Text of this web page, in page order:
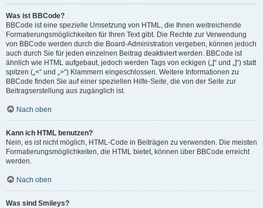
Was ist BBCode?
BBCode ist eine spezielle Umsetzung von HTML, die Ihnen weitreichende
Formatierungsmöglichkeiten für Ihren Text gibt. Die Rechte zur Verwendung
von BBCode werden durch die Board-Administration vergeben, können jedoch
auch durch Sie für jeden einzelnen Beitrag deaktiviert werden. BBCode ist
ähnlich wie HTML aufgebaut, jedoch werden Tags von eckigen („[“ und „]“) statt
spitzen („<“ und „>“) Klammern eingeschlossen. Weitere Informationen zu
BBCode finden Sie auf einer speziellen Hilfe-Seite, die von der Seite zur
Beitragserstellung aus zugänglich ist.
Nach oben
Kann ich HTML benutzen?
Nein, es ist nicht möglich, HTML-Code in Beiträgen zu verwenden. Die meisten
Formatierungsmöglichkeiten, die HTML bietet, können über BBCode erreicht
werden.
Nach oben
Was sind Smileys?